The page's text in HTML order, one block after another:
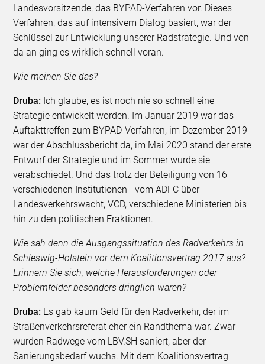
Landesvorsitzende, das BYPAD-Verfahren vor. Dieses
Verfahren, das auf intensivem Dialog basiert, war der
Schlüssel zur Entwicklung unserer Radstrategie. Und von
da an ging es wirklich schnell voran.
Wie meinen Sie das?
Druba: Ich glaube, es ist noch nie so schnell eine
Strategie entwickelt worden. Im Januar 2019 war das
Auftakttreffen zum BYPAD-Verfahren, im Dezember 2019
war der Abschlussbericht da, im Mai 2020 stand der erste
Entwurf der Strategie und im Sommer wurde sie
verabschiedet. Und das trotz der Beteiligung von 16
verschiedenen Institutionen - vom ADFC über
Landesverkehrswacht, VCD, verschiedene Ministerien bis
hin zu den politischen Fraktionen.
Wie sah denn die Ausgangssituation des Radverkehrs in
Schleswig-Holstein vor dem Koalitionsvertrag 2017 aus?
Erinnern Sie sich, welche Herausforderungen oder
Problemfelder besonders dringlich waren?
Druba: Es gab kaum Geld für den Radverkehr, der im
Straßenverkehrsreferat eher ein Randthema war. Zwar
wurden Radwege vom LBV.SH saniert, aber der
Sanierungsbedarf wuchs. Mit dem Koalitionsvertrag